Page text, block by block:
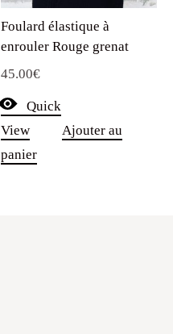
Foulard élastique à
enrouler Rouge grenat
45.00€
Quick
View
Ajouter au
panier